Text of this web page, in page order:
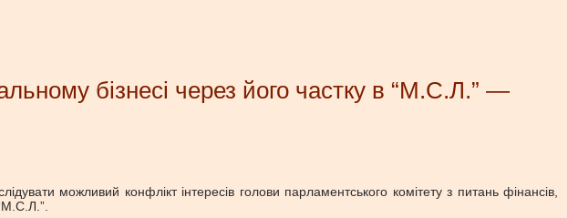
бізнесі через його частку в “М.С.Л.” —
можливий конфлікт інтересів голови парламентського комітету з питань фінансів,